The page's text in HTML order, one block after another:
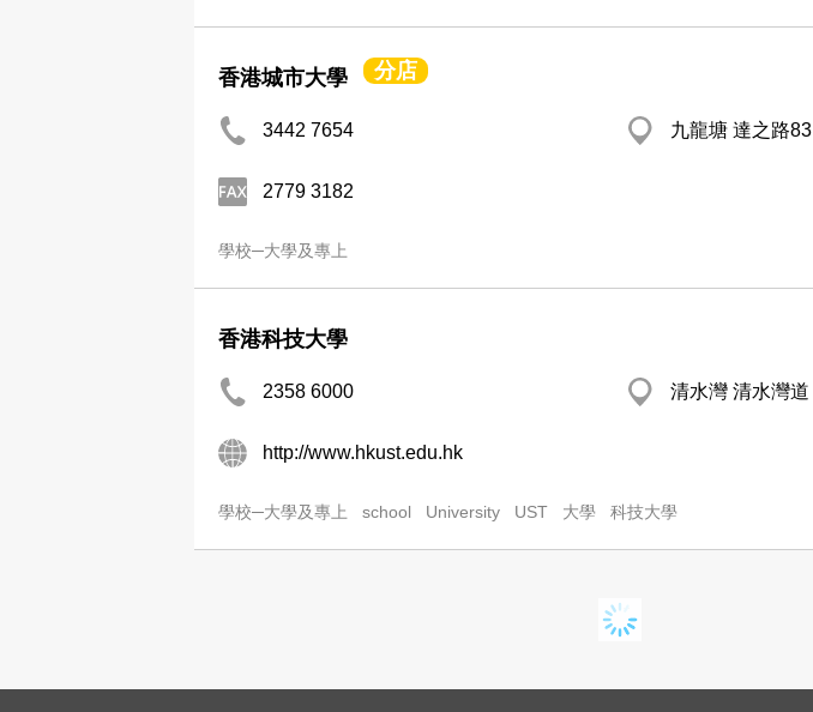
香港城市大學 分店
3442 7654 九龍塘 達之路83
2779 3182
學校─大學及專上
香港科技大學
2358 6000 清水灣 清水灣道
http://www.hkust.edu.hk
學校─大學及專上 school University UST 大學 科技大學